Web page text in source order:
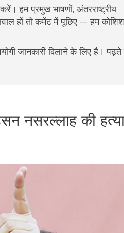
हम प्रमुख भाषणों, अंतरराष्ट्रीय
हों तो कमेंट में पूछिए — हम
जानकारी दिलाने के लिए है। पढ़ते
नसरल्लाह की